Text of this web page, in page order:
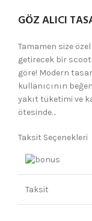
GÖZ ALICI
Tamamen size
getirecek bir
göre! Modern
kullanıcının
yakıt tüketimi ve
ötesinde…
Taksit Seçenekleri
Taksit